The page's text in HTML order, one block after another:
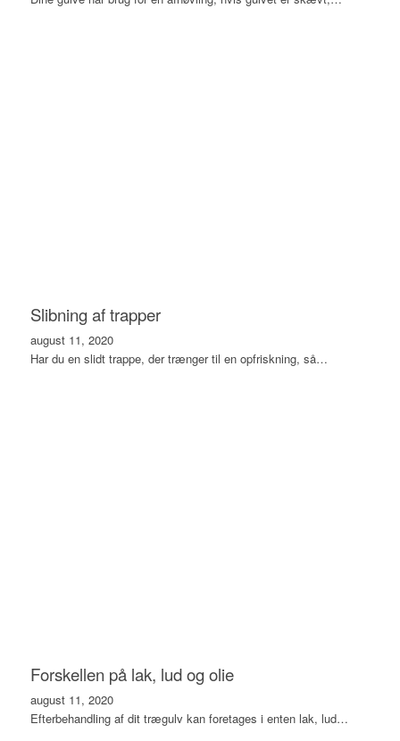
Slibning af trapper
august 11, 2020
Har du en slidt trappe, der trænger til en opfriskning, så…
Forskellen på lak, lud og olie
august 11, 2020
Efterbehandling af dit trægulv kan foretages i enten lak, lud…